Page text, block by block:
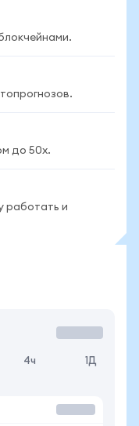
до 50x.
работать и
4ч 1Д